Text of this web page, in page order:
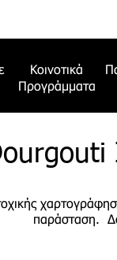
Κοινοτικά
Προγράμματα
παράσταση.